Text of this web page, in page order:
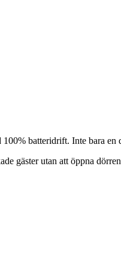
batteridrift. Inte bara
gäster utan att öppna